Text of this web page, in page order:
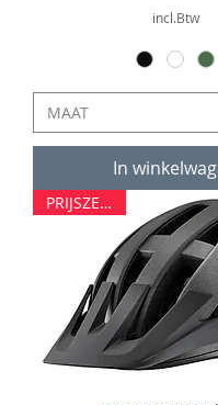
incl.Btw
In
PRIJSZETTER